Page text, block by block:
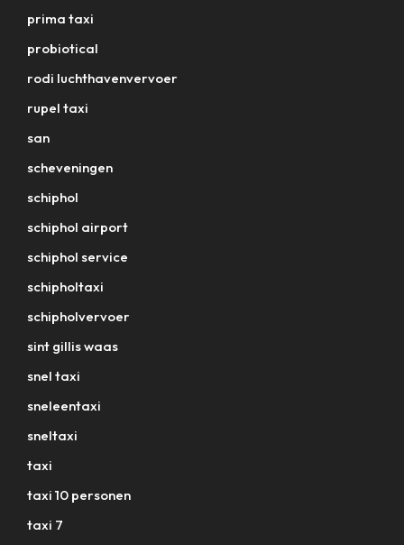
prima taxi
probiotical
rodi luchthavenvervoer
rupel taxi
san
scheveningen
schiphol
schiphol airport
schiphol service
schipholtaxi
schipholvervoer
sint gillis waas
snel taxi
sneleentaxi
sneltaxi
taxi
taxi 10 personen
taxi 7